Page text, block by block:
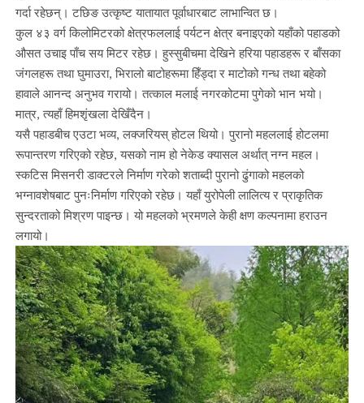
गर्दा रहेछन्। टछिङ उत्कृष्ट यातायात पूर्वाधारबाट लाभान्वित छ।
कुल ४३ वर्ग किलोमिटरको क्षेत्रफललाई पर्यटन क्षेत्र बनाइएको यहाँको पहाडको
औसत उचाइ पाँच सय मिटर रहेछ। हुस्सुबीचमा देखिने हरिया पहाडहरू र बाँसका
जंगलहरू तथा घुमाउरा, भिरालो बाटोहरूमा हिँड्दा र माटोको गन्ध तथा बहेको
हावाले आनन्द अनुभव गरायो। तत्काल मलाई नगरकोटमा पुगेको भान भयो।
मात्र, त्यहाँ हिमशृंखला देखिँदैन।
यसै पहाडबीच एउटा भव्य, लक्जरियस् होटल थियो। पुरानो महललाई होटलमा
रूपान्तरण गरिएको रहेछ, यसको नाम हो नेकेड क्यासल अर्थात् नग्न महल।
स्कटिस मिसनरी डाक्टरले निर्माण गरेको शताब्दी पुरानो ढुंगाको महलको
भग्नावशेषबाट पुनःनिर्माण गरिएको रहेछ। यहाँ युरोपेली लालित्य र प्राकृतिक
सुन्दरताको मिश्रण पाइन्छ। यो महलको भ्रमणले केही क्षण कल्पनामा हराउन
लगायो।